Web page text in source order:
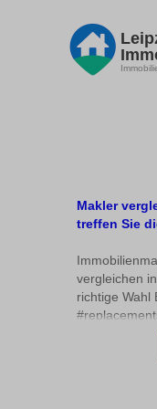
Makler
treffen Sie
vergleichen
richtige Wahl
vor der
Makler zu